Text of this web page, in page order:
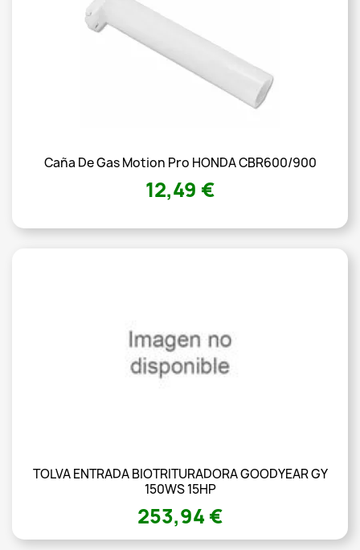
Caña De Gas Motion Pro HONDA CBR600/900
12,49 €
TOLVA ENTRADA BIOTRITURADORA GOODYEAR GY
150WS 15HP
253,94 €